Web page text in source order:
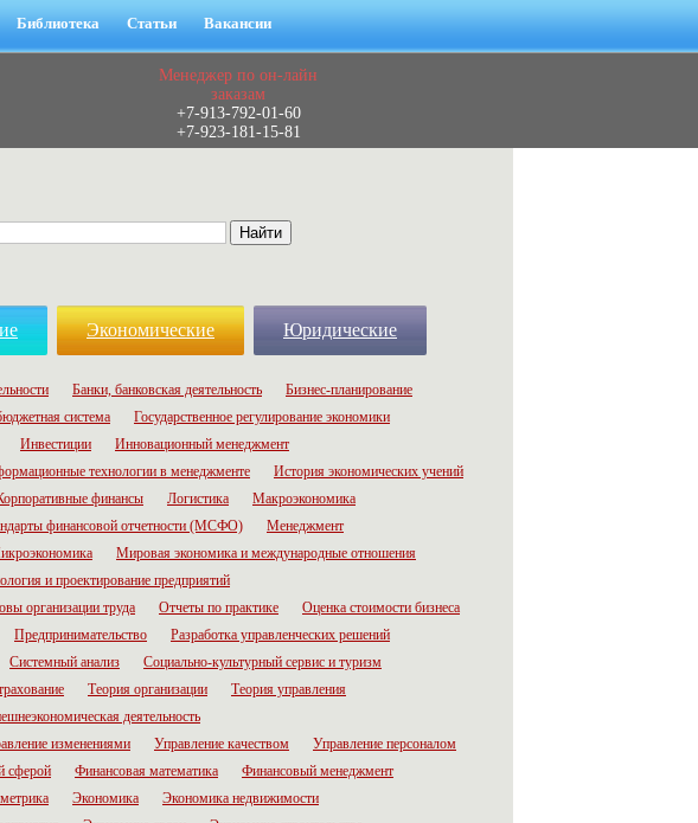
Библиотека Статьи Вакансии
Менеджер по он-лайн
заказам
+7-913-792-01-60
+7-923-181-15-81
Экономические Юридические
Банки, банковская деятельность
Бизнес-планирование
система
Государственное регулирование экономики
Инвестиции
Инновационный менеджмент
технологии в менеджменте
История экономических учений
финансы Логистика
Макроэкономика
финансовой отчетности (МСФО)
Менеджмент
Мировая экономика и международные отношения
и проектирование предприятий
организации труда Отчеты по практике
Оценка стоимости бизнеса
Предпринимательство
Разработка управленческих решений
Системный анализ
Социально-культурный сервис и туризм
Теория организации
Теория управления
деятельность
изменениями Управление качеством
Управление персоналом
сферой Финансовая математика
Финансовый менеджмент
Экономика
Экономика недвижимости